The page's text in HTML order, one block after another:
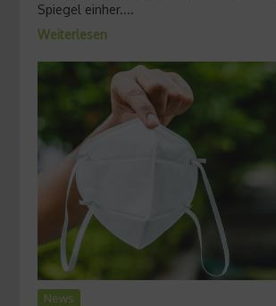
Spiegel einher....
Weiterlesen
News